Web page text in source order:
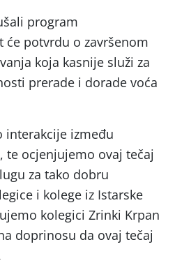
program
potvrdu o završenom
koja kasnije služi za
prerade i dorade voća
interakcije između
te ocjenjujemo ovaj tečaj
za tako dobru
i kolege iz Istarske
kolegici Zrinki Krpan
doprinosu da ovaj tečaj